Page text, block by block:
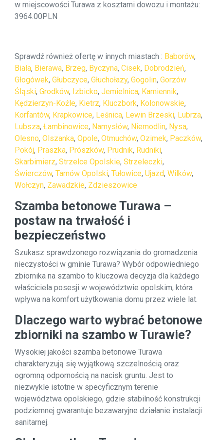
w miejscowości Turawa z kosztami dowozu i montażu:
3964.00PLN
Sprawdź również ofertę w innych miastach : Baborów,
Biała, Bierawa, Brzeg, Byczyna, Cisek, Dobrodzień,
Głogówek, Głubczyce, Głuchołazy, Gogolin, Gorzów
Śląski, Grodków, Izbicko, Jemielnica, Kamiennik,
Kędzierzyn-Koźle, Kietrz, Kluczbork, Kolonowskie,
Korfantów, Krapkowice, Leśnica, Lewin Brzeski, Lubrza,
Lubsza, Łambinowice, Namysłów, Niemodlin, Nysa,
Olesno, Olszanka, Opole, Otmuchów, Ozimek, Paczków,
Pokój, Praszka, Prószków, Prudnik, Rudniki,
Skarbimierz, Strzelce Opolskie, Strzeleczki,
Świerczów, Tarnów Opolski, Tułowice, Ujazd, Wilków,
Wołczyn, Zawadzkie, Zdzieszowice
Szamba betonowe Turawa –
postaw na trwałość i
bezpieczeństwo
Szukasz sprawdzonego rozwiązania do gromadzenia
nieczystości w gminie Turawa? Wybór odpowiedniego
zbiornika na szambo to kluczowa decyzja dla każdego
właściciela posesji w województwie opolskim, która
wpływa na komfort użytkowania domu przez wiele lat.
Dlaczego warto wybrać betonowe
zbiorniki na szambo w Turawie?
Wysokiej jakości szamba betonowe Turawa
charakteryzują się wyjątkową szczelnością oraz
ogromną odpornością na nacisk gruntu. Jest to
niezwykle istotne w specyficznym terenie
województwa opolskiego, gdzie stabilność konstrukcji
podziemnej gwarantuje bezawaryjne działanie instalacji
sanitarnej.